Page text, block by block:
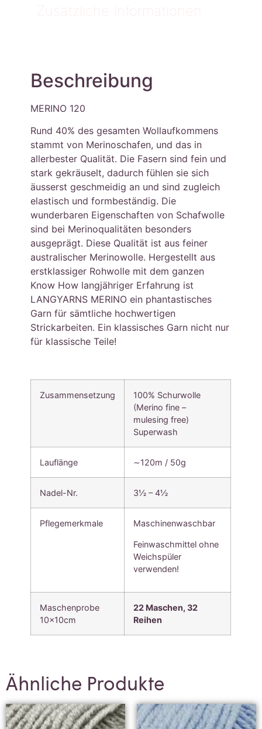
Zusätzliche Informationen
Beschreibung
MERINO 120
Rund 40% des gesamten Wollaufkommens
stammt von Merinoschafen, und das in
allerbester Qualität. Die Fasern sind fein und
stark gekräuselt, dadurch fühlen sie sich
äusserst geschmeidig an und sind zugleich
elastisch und formbeständig. Die
wunderbaren Eigenschaften von Schafwolle
sind bei Merinoqualitäten besonders
ausgeprägt. Diese Qualität ist aus feiner
australischer Merinowolle. Hergestellt aus
erstklassiger Rohwolle mit dem ganzen
Know How langjähriger Erfahrung ist
LANGYARNS MERINO ein phantastisches
Garn für sämtliche hochwertigen
Strickarbeiten. Ein klassisches Garn nicht nur
für klassische Teile!
Zusammensetzung
100% Schurwolle
(Merino fine –
mulesing free)
Superwash
Lauflänge ∼120m / 50g
Nadel-Nr. 3½ – 4½
Pflegemerkmale Maschinenwaschbar
Feinwaschmittel ohne
Weichspüler
verwenden!
Maschenprobe
10x10cm
22 Maschen, 32
Reihen
Ähnliche Produkte